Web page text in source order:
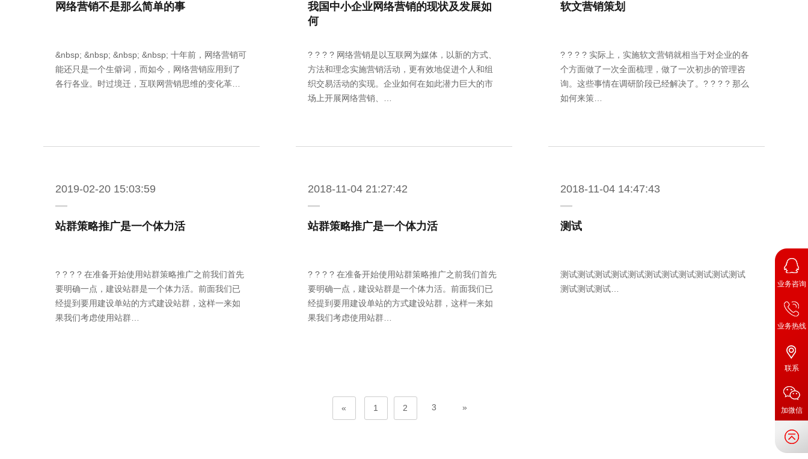
网络营销不是那么简单的事
&nbsp; &nbsp; &nbsp; &nbsp; 十年前，网络营销可
能还只是一个生僻词，而如今，网络营销应用到了
各行各业。时过境迁，互联网营销思维的变化革…
我国中小企业网络营销的现状及发展如
何
? ? ? ? 网络营销是以互联网为媒体，以新的方式、
方法和理念实施营销活动，更有效地促进个人和组
织交易活动的实现。企业如何在如此潜力巨大的市
场上开展网络营销、…
软文营销策划
? ? ? ? 实际上，实施软文营销就相当于对企业的各
个方面做了一次全面梳理，做了一次初步的管理咨
询。这些事情在调研阶段已经解决了。? ? ? ? 那么
如何来策…
2019-02-20 15:03:59
站群策略推广是一个体力活
? ? ? ? 在准备开始使用站群策略推广之前我们首先
要明确一点，建设站群是一个体力活。前面我们已
经提到要用建设单站的方式建设站群，这样一来如
果我们考虑使用站群…
2018-11-04 21:27:42
站群策略推广是一个体力活
? ? ? ? 在准备开始使用站群策略推广之前我们首先
要明确一点，建设站群是一个体力活。前面我们已
经提到要用建设单站的方式建设站群，这样一来如
果我们考虑使用站群…
2018-11-04 14:47:43
测试
测试测试测试测试测试测试测试测试测试测试测试
测试测试测试…
« 1 2 3 »
业务咨询
业务热线
联系
加微信